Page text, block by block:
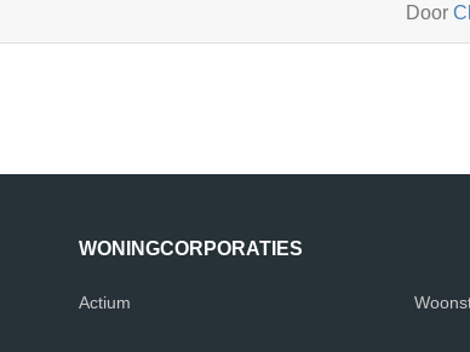
Door
WONINGCORPORATIES
Actium